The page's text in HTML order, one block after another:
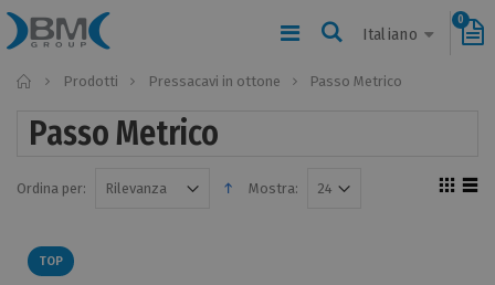
Italiano
0
Home
Prodotti Pressacavi in ottone Passo Metrico
Passo Metrico
Ordina per: Mostra:
TOP